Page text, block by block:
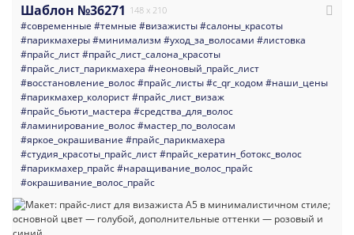
Шаблон №36271 148 x 210
#современные #темные #визажисты#салоны_красоты
#парикмахеры#минимализм #уход_за_волосами #листовка
#прайс_лист#прайс_лист_салона_красоты
#прайс_лист_парикмахера #неоновый_прайс_лист
#восстановление_волос#прайс_листы#с_qr_кодом #наши_цены
#парикмахер_колорист#прайс_лист_визаж
#прайс_бьюти_мастера #средства_для_волос
#ламинирование_волос#мастер_по_волосам
#яркое_окрашивание #прайс_парикмахера
#студия_красоты_прайс_лист#прайс_кератин_ботокс_волос
#парикмахер_прайс#наращивание_волос_прайс
#окрашивание_волос_прайс